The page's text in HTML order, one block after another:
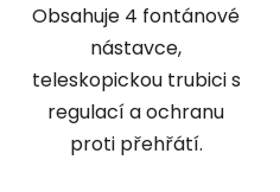
Obsahuje 4 fontánové
nástavce,
teleskopickou trubici s
regulací a ochranu
proti přehřátí.